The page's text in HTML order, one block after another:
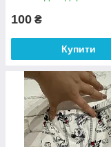
100 ₴
Купити